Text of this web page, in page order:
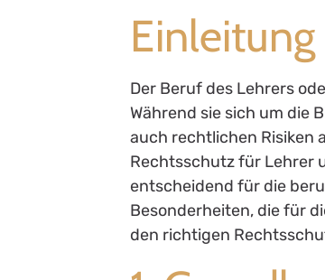
Einleitung
Der Beruf des Lehrers
Während sie sich um die
auch rechtlichen Risiken
Rechtsschutz für Lehrer
entscheidend für die
Besonderheiten, die für
den richtigen